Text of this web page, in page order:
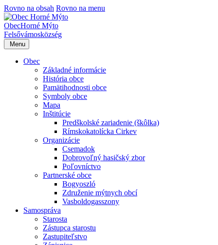
Rovno na obsah Rovno na menu
ObecHorné Mýto
Felsővámosközség
Menu
Obec
Základné informácie
História obce
Pamätihodnosti obce
Symboly obce
Mapa
Inštitúcie
Predškolské zariadenie (škôlka)
Rímskokatolícka Cirkev
Organizácie
Csemadok
Dobrovoľný hasičský zbor
Poľovníctvo
Partnerské obce
Bogyoszló
Združenie mýtnych obcí
Vasboldogasszony
Samospráva
Starosta
Zástupca starostu
Zastupiteľstvo